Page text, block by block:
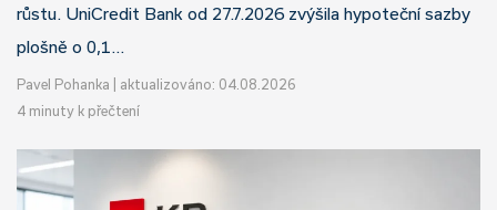
růstu. UniCredit Bank od 27.7.2026 zvýšila hypoteční sazby
plošně o 0,1…
Pavel Pohanka
aktualizováno: 04.08.2026
4 minuty k přečtení